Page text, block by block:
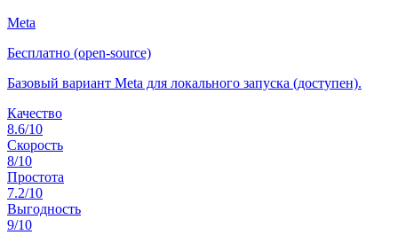
Meta
Бесплатно (open-source)
Базовый вариант Meta для локального запуска (доступен).
Качество
8.6/10
Скорость
8/10
Простота
7.2/10
Выгодность
9/10